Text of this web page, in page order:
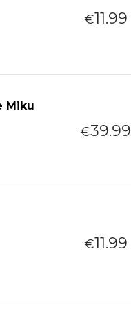
€11.99
Miku
€39.99
€11.99